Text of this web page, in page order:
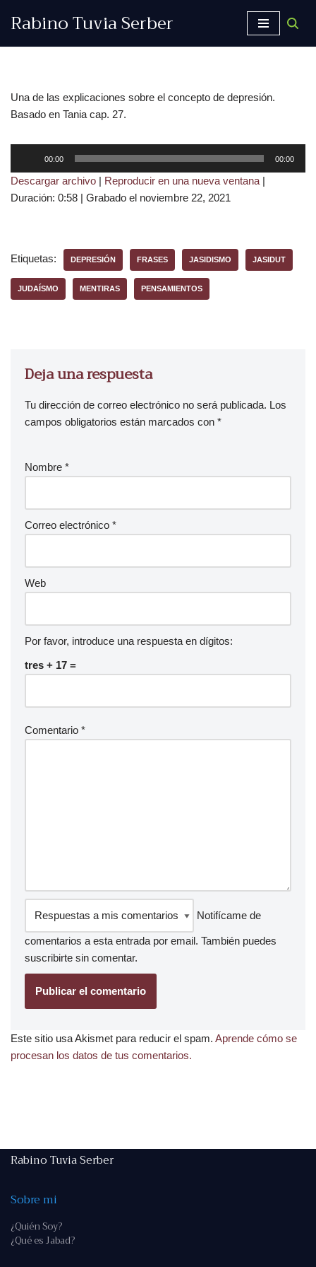
Rabino Tuvia Serber
Una de las explicaciones sobre el concepto de depresión.
Basado en Tania cap. 27.
p
r
u
00:00 00:00
Descargar archivo | Reproducir en una nueva ventana |
Duración: 0:58 | Grabado el noviembre 22, 2021
Etiquetas: DEPRESIÓN FRASES JASIDISMO JASIDUT
JUDAÍSMO MENTIRAS PENSAMIENTOS
Deja una respuesta
Tu dirección de correo electrónico no será publicada. Los
campos obligatorios están marcados con *
Nombre *
Correo electrónico *
Web
Por favor, introduce una respuesta en dígitos:
tres + 17 =
Comentario *
Notifícame de
comentarios a esta entrada por email. También puedes
suscribirte sin comentar.
Este sitio usa Akismet para reducir el spam. Aprende cómo se
procesan los datos de tus comentarios.
Rabino Tuvia Serber
Sobre mi
¿Quién Soy?
¿Qué es Jabad?